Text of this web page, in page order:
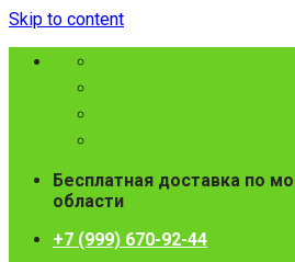
Skip to content
Бесплатная доставка по
области
+7 (999) 670-92-44